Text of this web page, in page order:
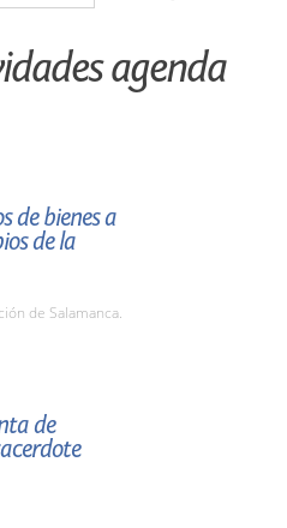
agenda
de bienes a
de la
de Salamanca.
de